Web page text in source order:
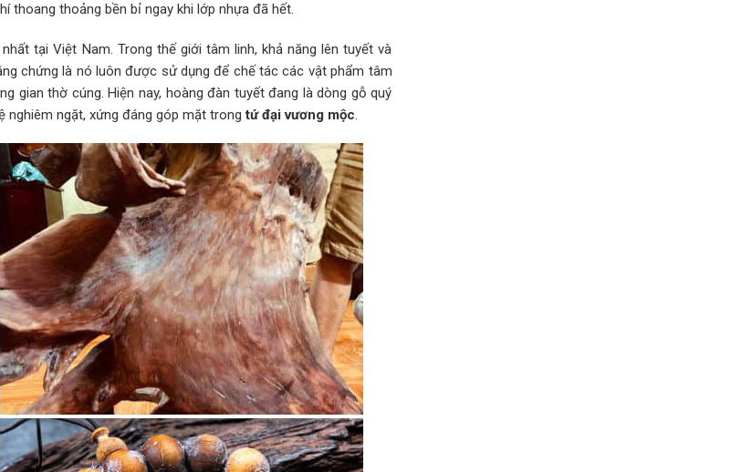
thoang thoảng bền bỉ ngay khi lớp nhựa đã hết.
tại Việt Nam. Trong thế giới tâm linh, khả năng lên tuyết và
chứng là nó luôn được sử dụng để chế tác các vật phẩm tâm
gian thờ cúng. Hiện nay, hoàng đàn tuyết đang là dòng gỗ quý
nghiêm ngặt, xứng đáng góp mặt trongtứ đại vương mộc.